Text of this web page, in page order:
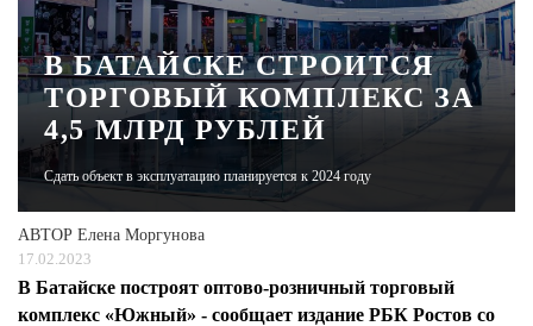
КУЛЬТ ЕДЫ
АФИША
ЖУРНАЛ
В БАТАЙСКЕ СТРОИТСЯ
ТОРГОВЫЙ КОМПЛЕКС ЗА
4,5 МЛРД РУБЛЕЙ
Сдать объект в эксплуатацию планируется к 2024 году
АВТОР Елена Моргунова
17.02.2023
В Батайске построят оптово-розничный торговый
комплекс «Южный» - сообщает издание РБК Ростов со